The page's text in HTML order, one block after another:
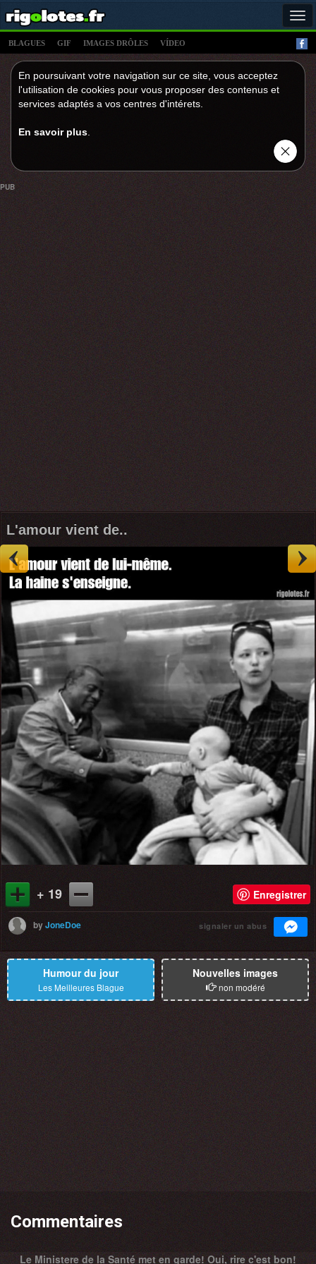
BLAGUES GIF IMAGES DRÔLES VÍDEO
En poursuivant votre navigation sur ce site, vous acceptez
l'utilisation de cookies pour vous proposer des contenus et
services adaptés a vos centres d'intérets.
En savoir plus
PUB
L'amour vient de..
+ 19 Enregistrer
byJoneDoe signaler un abus
Humour du jour
Les Meilleures Blague
Nouvelles images
non modéré
Commentaires
Le Ministere de la Santé met en garde! Oui, rire c'est bon!